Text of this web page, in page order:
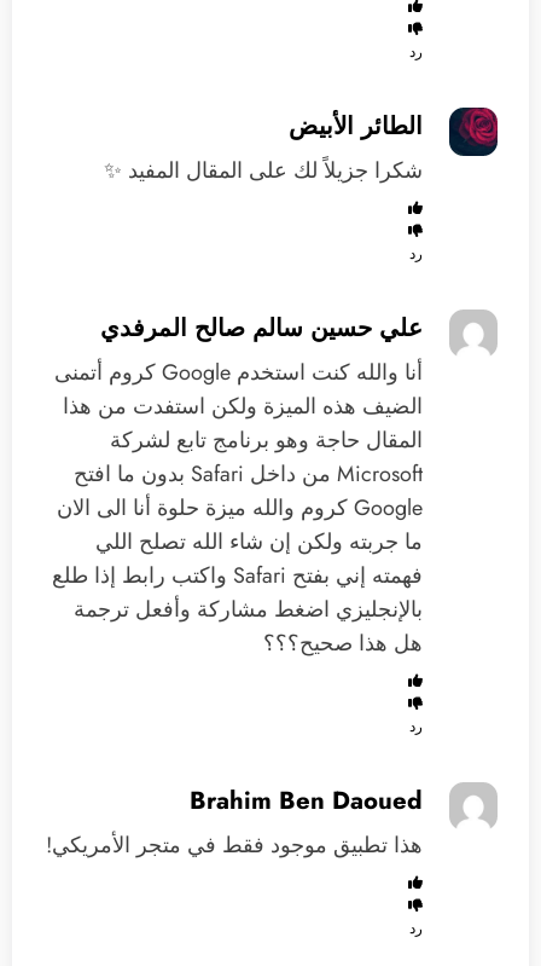
رد
الطائر الأبيض
شكرا جزيلاً لك على المقال المفيد ✨
رد
علي حسين سالم صالح المرفدي
‏أنا والله كنت استخدم ‫Google‬ كروم أتمنى
الضيف هذه الميزة ولكن استفدت من هذا
المقال حاجة وهو برنامج تابع لشركة
Microsoft من داخل Safari بدون ما افتح
‫Google‬ كروم والله ميزة حلوة ‏أنا الى الان
ما جربته ولكن إن شاء الله تصلح اللي
فهمته إني بفتح Safari واكتب رابط إذا طلع
بالإنجليزي اضغط مشاركة وأفعل ترجمة
هل هذا صحيح؟؟؟
رد
Brahim Ben Daoued
هذا تطبيق موجود فقط في متجر الأمريكي!
رد